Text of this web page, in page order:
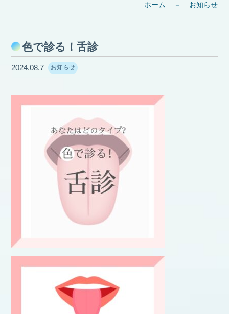
ホーム － お知らせ
色で診る！舌診
2024.08.7 お知らせ